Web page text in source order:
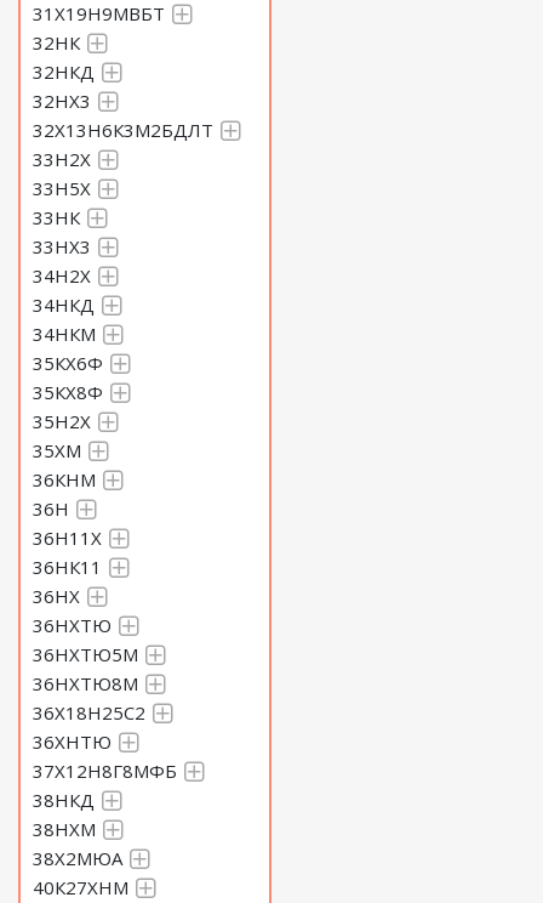
31Х19Н9МВБТ
32НК
32НКД
32НХ3
32Х13Н6К3М2БДЛТ
33Н2Х
33Н5Х
33НК
33НХ3
34Н2Х
34НКД
34НКМ
35КХ6Ф
35КХ8Ф
35Н2Х
35ХМ
36КНМ
36Н
36Н11Х
36НК11
36НХ
36НХТЮ
36НХТЮ5М
36НХТЮ8М
36Х18Н25С2
36ХНТЮ
37Х12Н8Г8МФБ
38НКД
38НХМ
38Х2МЮА
40К27ХНМ